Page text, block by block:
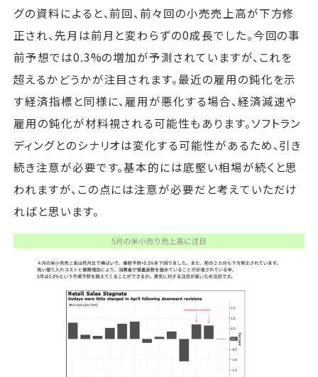
グの資料によると、前回、前々回の小売売上高が下方修
正され、先月は前月と変わらずの0成長でした。今回の事
前予想では0.3%の増加が予測されていますが、これを
超えるかどうかが注目されます。最近の雇用の鈍化を示
す経済指標と同様に、雇用が悪化する場合、経済減速や
雇用の鈍化が材料視される可能性もあります。ソフトラン
ディングとのシナリオは変化する可能性があるため、引き
続き注意が必要です。基本的には底堅い相場が続くと思
われますが、この点には注意が必要だと考えていただけ
ればと思います。